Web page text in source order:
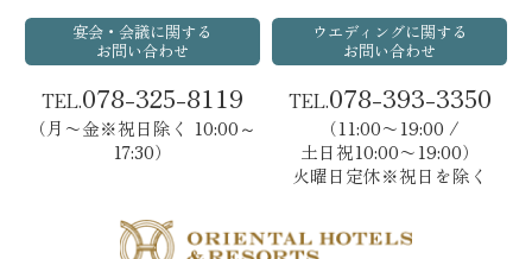
宴会・会議に関する
お問い合わせ
TEL.078-325-8119
（月〜金※祝日除く 10:00～
17:30）
ウエディングに関する
お問い合わせ
TEL.078-393-3350
（11:00〜19:00 /
土日祝10:00〜19:00）
火曜日定休※祝日を除く